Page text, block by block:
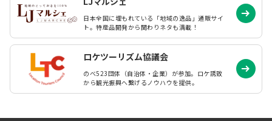
日本全国に埋もれている「地域の逸品」通販サイ
ト。特産品開発から関わりネタも満載！
ロケツーリズム協議会
のべ523団体（自治体・企業）が参加。ロケ誘致
から観光振興へ繋げるノウハウを提供。